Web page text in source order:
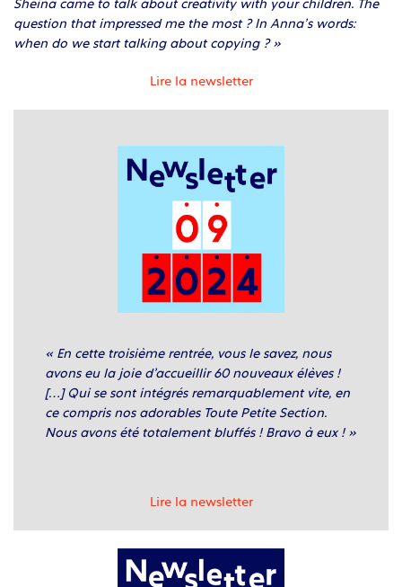
Sheina came to talk about creativity with your children. The
question that impressed me the most ?In Anna’s words:
when do we start talking about copying ? »
Lire la newsletter
« En cette troisième rentrée, vous le savez, nous
avons eu la joie d’accueillir 60 nouveaux élèves !
[…] Qui se sont intégrés remarquablement vite, en
ce compris nos adorables Toute Petite Section.
Nous avons été totalement bluffés ! Bravo à eux ! »
Lire la newsletter